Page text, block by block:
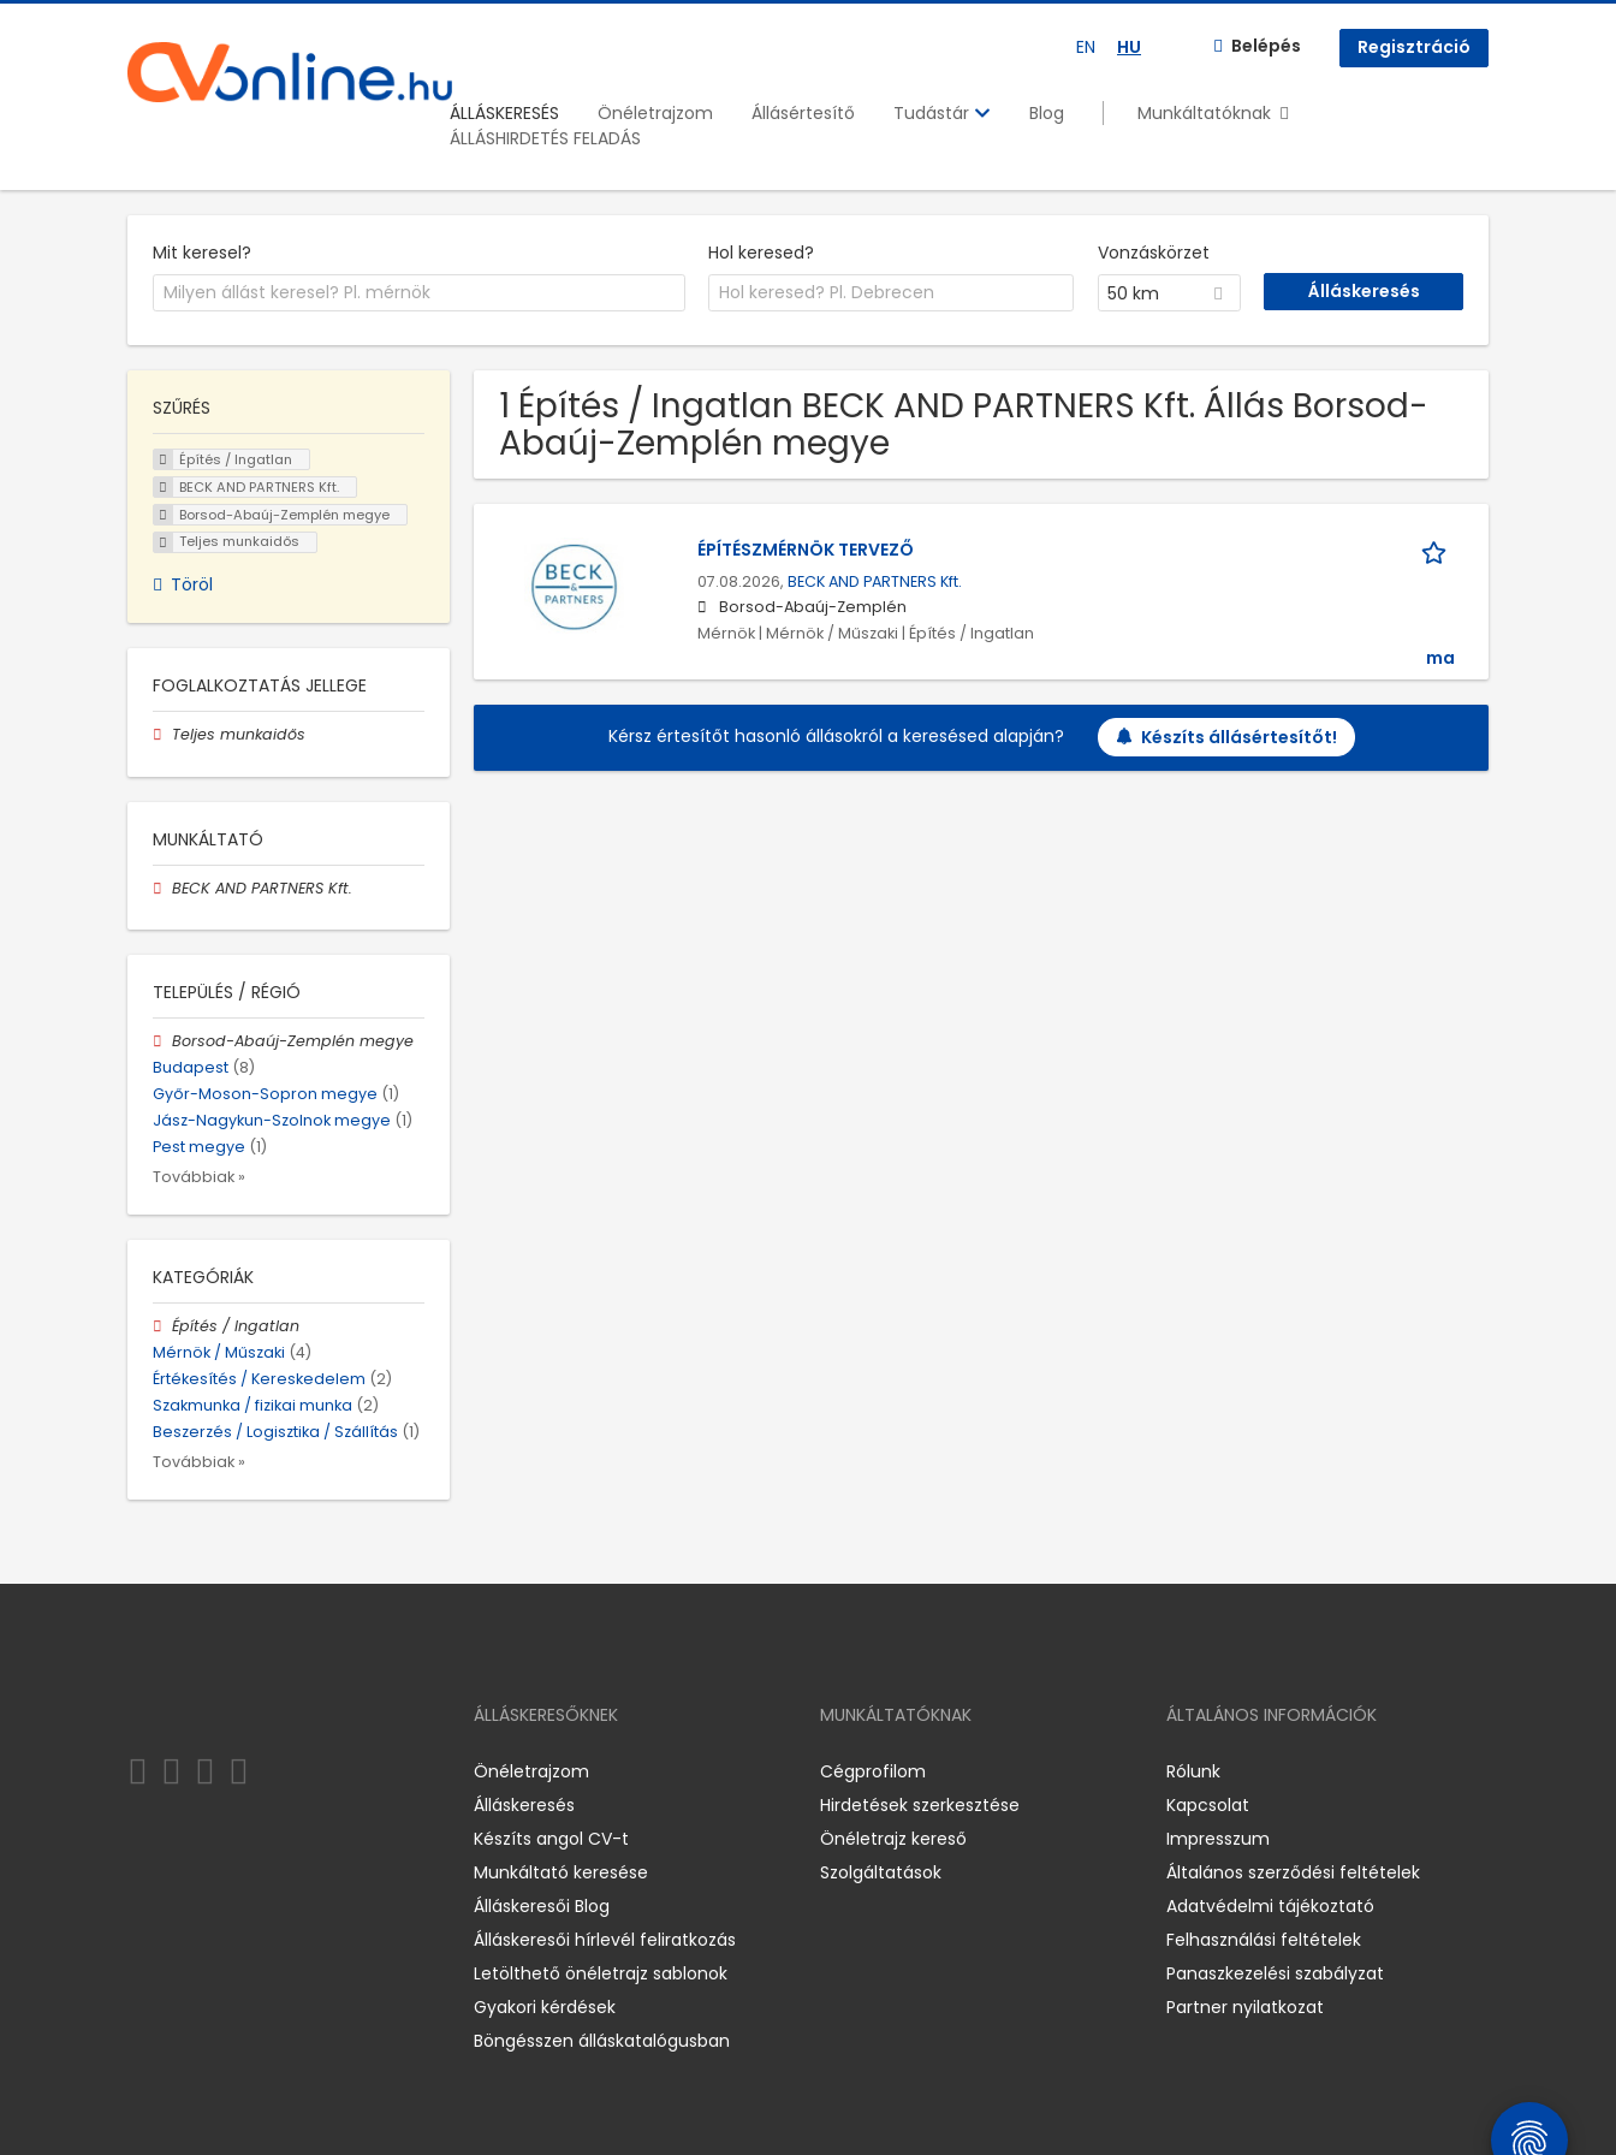
EN HU Belépés Regisztráció
ÁLLÁSKERESÉS Önéletrajzom Állásértesítő Tudástár Blog
Munkáltatóknak
ÁLLÁSHIRDETÉS FELADÁS
Mit keresel? Hol keresed?
Vonzáskörzet
50 km
1 Építés / Ingatlan BECK AND PARTNERS Kft. Állás Borsod-
Abaúj-Zemplén megye
ÉPÍTÉSZMÉRNÖK TERVEZŐ
07.08.2026, BECK AND PARTNERS Kft.
Borsod-Abaúj-Zemplén
Mérnök | Mérnök / Műszaki | Építés / Ingatlan
ma
Kérsz értesítőt hasonló állásokról a keresésed alapján? Készíts állásértesítőt!
SZŰRÉS
Építés / Ingatlan
BECK AND PARTNERS Kft.
Borsod-Abaúj-Zemplén megye
Teljes munkaidős
Töröl
FOGLALKOZTATÁS JELLEGE
Teljes munkaidős
MUNKÁLTATÓ
BECK AND PARTNERS Kft.
TELEPÜLÉS / RÉGIÓ
Borsod-Abaúj-Zemplén megye
Budapest (8)
Győr-Moson-Sopron megye (1)
Jász-Nagykun-Szolnok megye (1)
Pest megye (1)
Továbbiak »
KATEGÓRIÁK
Építés / Ingatlan
Mérnök / Műszaki (4)
Értékesítés / Kereskedelem (2)
Szakmunka / fizikai munka (2)
Beszerzés / Logisztika / Szállítás (1)
Továbbiak »
ÁLLÁSKERESŐKNEK
Önéletrajzom
Álláskeresés
Készíts angol CV-t
Munkáltató keresése
Álláskeresői Blog
Álláskeresői hírlevél feliratkozás
Letölthető önéletrajz sablonok
Gyakori kérdések
Böngésszen álláskatalógusban
MUNKÁLTATÓKNAK
Cégprofilom
Hirdetések szerkesztése
Önéletrajz kereső
Szolgáltatások
ÁLTALÁNOS INFORMÁCIÓK
Rólunk
Kapcsolat
Impresszum
Általános szerződési feltételek
Adatvédelmi tájékoztató
Felhasználási feltételek
Panaszkezelési szabályzat
Partner nyilatkozat